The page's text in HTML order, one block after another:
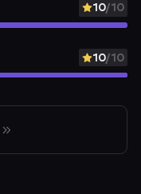
10/10
10/10